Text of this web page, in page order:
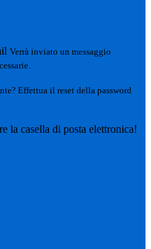
Verrà inviato un messaggio
Effettua il reset della password
la casella di posta elettronica!